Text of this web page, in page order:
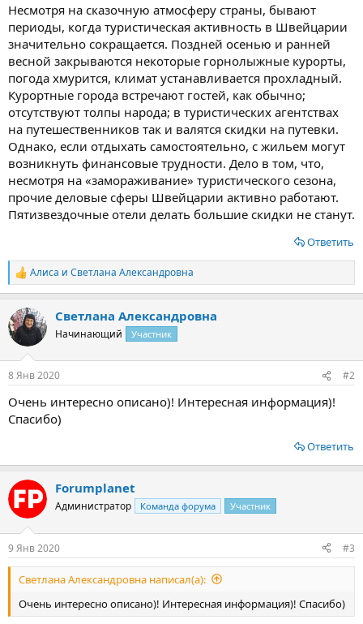
Несмотря на сказочную атмосферу страны, бывают
периоды, когда туристическая активность в Швейцарии
значительно сокращается. Поздней осенью и ранней
весной закрываются некоторые горнолыжные курорты,
погода хмурится, климат устанавливается прохладный.
Курортные города встречают гостей, как обычно;
отсутствуют толпы народа; в туристических агентствах
на путешественников так и валятся скидки на путевки.
Однако, если отдыхать самостоятельно, с жильем могут
возникнуть финансовые трудности. Дело в том, что,
несмотря на «замораживание» туристического сезона,
прочие деловые сферы Швейцарии активно работают.
Пятизвездочные отели делать большие скидки не станут.
Ответить
Р
е
к
ц
и
Алиса и Светлана Александровна
Светлана Александровна
Начинающий Участник
8 Янв 2020 #2
Очень интересно описано)! Интересная информация)!
Спасибо)
Ответить
Forumplanet
Администратор Команда форума Участник
9 Янв 2020 #3
Светлана Александровна написал(а):
Очень интересно описано)! Интересная информация)! Спасибо)